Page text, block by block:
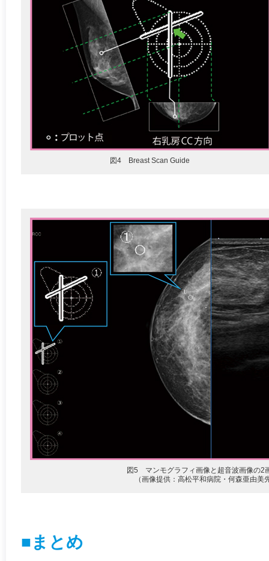
図4 Breast Scan Guide
図5 マンモグラフィ画像と超音波画像の2
（画像提供：高松平和病院・何森亜由美
■まとめ